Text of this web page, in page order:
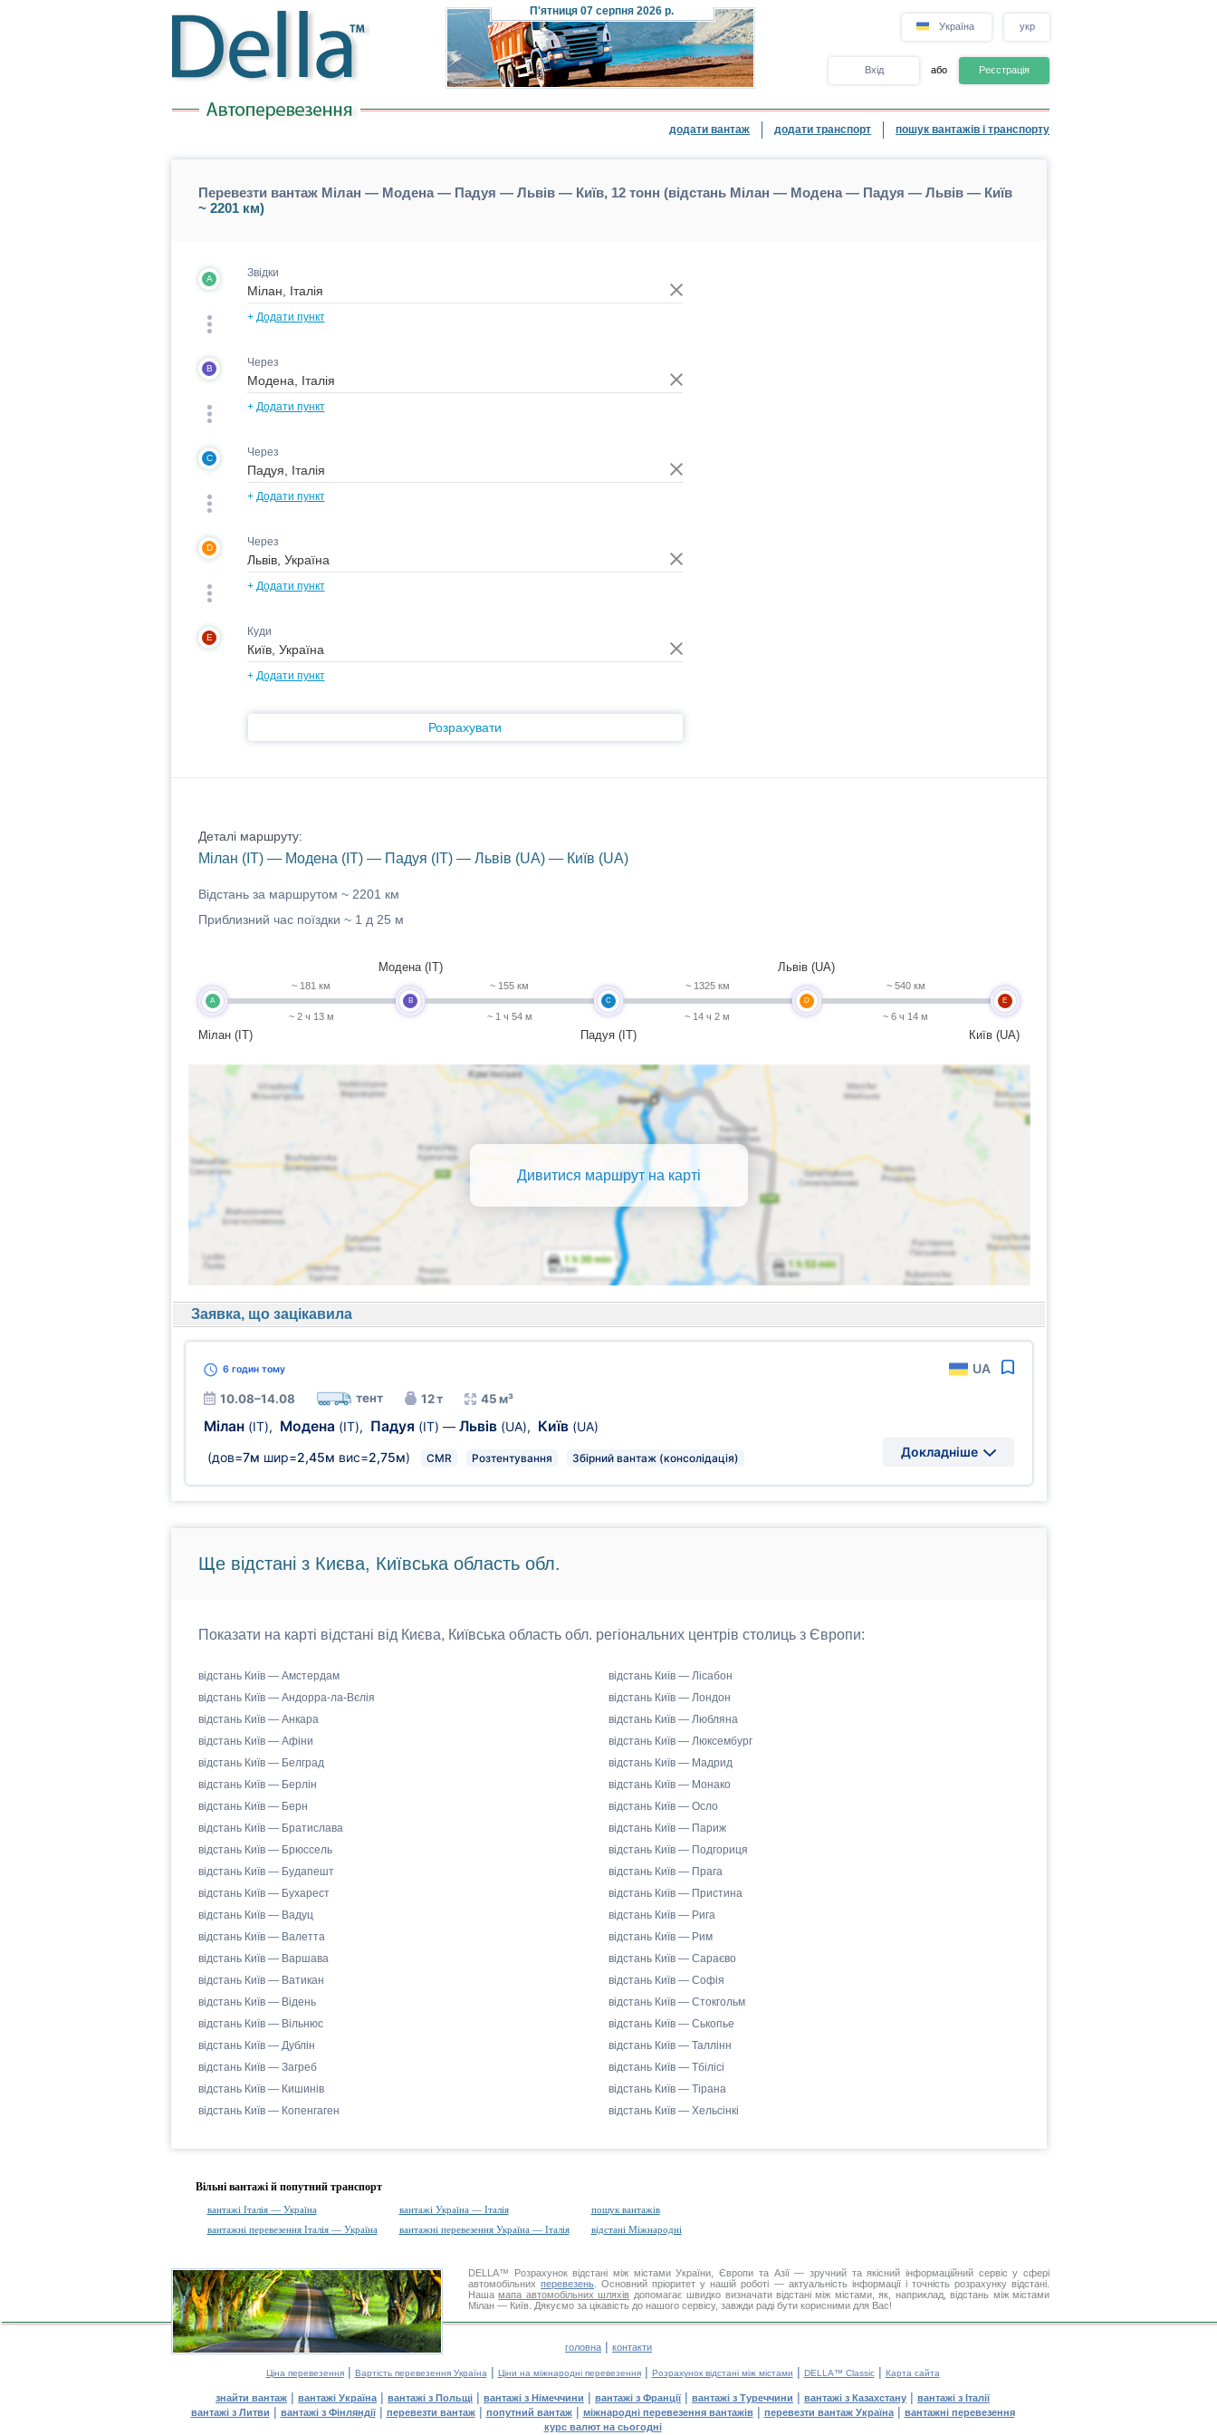
П'ятниця07 серпня 2026 р.
Україна укр
Вхід або Реєстрація
додати вантаж додати транспорт пошук вантажів і транспорту
Перевезти вантаж Мілан — Модена — Падуя — Львів — Київ, 12 тонн (відстань Мілан — Модена — Падуя — Львів — Київ
~ 2201 км)
A Звідки
+ Додати пункт
B Через
+ Додати пункт
C Через
+ Додати пункт
D Через
+ Додати пункт
E Куди
+ Додати пункт
Розрахувати
Деталі маршруту:
Мілан (IT) — Модена (IT) — Падуя (IT) — Львів (UA) — Київ (UA)
Відстань за маршрутом ~ 2201 км
Приблизний час поїздки ~ 1 д 25 м
A
Мілан (IT)
~ 181 км
~ 2 ч 13 м
B
Модена (IT)
~ 155 км
~ 1 ч 54 м
C
Падуя (IT)
~ 1325 км
~ 14 ч 2 м
D
Львів (UA)
~ 540 км
~ 6 ч 14 м
E
Київ (UA)
Дивитися маршрут на карті
Заявка, що зацікавила
6 годинтому UA
10.08–14.08 тент 12 т 45 м³
Мілан (IT), Модена (IT), Падуя (IT) — Львів (UA), Київ (UA)
(дов=7м шир=2,45м вис=2,75м) CMR Розтентування Збірний вантаж (консолідація) Докладніше
Ще відстані з Києва, Київська область обл.
Показати на карті відстані від Києва, Київська область обл. регіональних центрів столиць з Європи:
відстань Київ — Амстердам
відстань Київ — Андорра-ла-Вєлія
відстань Київ — Анкара
відстань Київ — Афіни
відстань Київ — Белград
відстань Київ — Берлін
відстань Київ — Берн
відстань Київ — Братислава
відстань Київ — Брюссель
відстань Київ — Будапешт
відстань Київ — Бухарест
відстань Київ — Вадуц
відстань Київ — Валетта
відстань Київ — Варшава
відстань Київ — Ватикан
відстань Київ — Відень
відстань Київ — Вільнюс
відстань Київ — Дублін
відстань Київ — Загреб
відстань Київ — Кишинів
відстань Київ — Копенгаген
відстань Київ — Лісабон
відстань Київ — Лондон
відстань Київ — Любляна
відстань Київ — Люксембург
відстань Київ — Мадрид
відстань Київ — Монако
відстань Київ — Осло
відстань Київ — Париж
відстань Київ — Подгориця
відстань Київ — Прага
відстань Київ — Пристина
відстань Київ — Рига
відстань Київ — Рим
відстань Київ — Сараєво
відстань Київ — Софія
відстань Київ — Стокгольм
відстань Київ — Ськопье
відстань Київ — Таллінн
відстань Київ — Тбілісі
відстань Київ — Тірана
відстань Київ — Хельсінкі
Вільні вантажі й попутний транспорт
вантажі Італія — Україна вантажі Україна — Італія
пошук вантажів
вантажні перевезення Італія — Україна
вантажні перевезення Україна — Італія відстані Міжнародні
DELLA™ Розрахунок відстані між містами України, Європи та Азії — зручний та якісний інформаційний сервіс у сфері
автомобільнихперевезень . Основний пріоритет у нашій роботі — актуальність інформації і точність розрахунку відстані.
Нашамапа автомобільних шляхів допомагає швидко визначати відстані між містами, як, наприклад, відстань між містами
Мілан — Київ. Дякуємо за цікавість до нашого сервісу, завжди раді бути корисними для Вас!
головна | контакти
Ціна перевезення| Вартість перевезення Україна | Ціни на міжнародні перевезення| Розрахунок відстані між містами | DELLA™ Classic| Карта сайта
знайти вантаж | вантажі Україна | вантажі з Польщі | вантажі з Німеччини | вантажі з Франції| вантажі з Туреччини | вантажі з Казахстану | вантажі з Італії
вантажі з Литви | вантажі з Фінляндії| перевезти вантаж| попутний вантаж| міжнародні перевезення вантажів| перевезти вантаж Україна| вантажні перевезення
курс валют на сьогодні